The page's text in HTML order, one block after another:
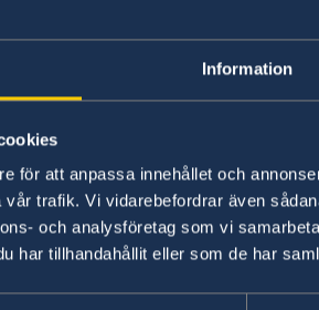
Information
för att anpassa innehållet och
trafik. Vi vidarebefordrar även
och analysföretag som vi
har tillhandahållit eller som de har
and their certified copies
Further information
Senast uppdaterad 07 mars